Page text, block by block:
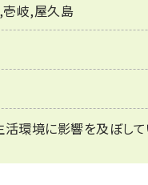
岐,屋久島
環境に影響を及ぼして